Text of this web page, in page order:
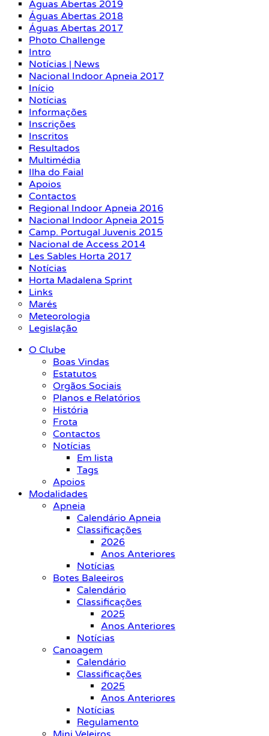
Águas Abertas 2019
Águas Abertas 2018
Águas Abertas 2017
Photo Challenge
Intro
Notícias | News
Nacional Indoor Apneia 2017
Início
Notícias
Informações
Inscrições
Inscritos
Resultados
Multimédia
Ilha do Faial
Apoios
Contactos
Regional Indoor Apneia 2016
Nacional Indoor Apneia 2015
Camp. Portugal Juvenis 2015
Nacional de Access 2014
Les Sables Horta 2017
Notícias
Horta Madalena Sprint
Links
Marés
Meteorologia
Legislação
O Clube
Boas Vindas
Estatutos
Orgãos Sociais
Planos e Relatórios
História
Frota
Contactos
Notícias
Em lista
Tags
Apoios
Modalidades
Apneia
Calendário Apneia
Classificações
2026
Anos Anteriores
Notícias
Botes Baleeiros
Calendário
Classificações
2025
Anos Anteriores
Notícias
Canoagem
Calendário
Classificações
2025
Anos Anteriores
Notícias
Regulamento